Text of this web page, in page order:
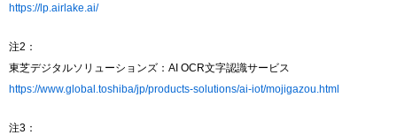
https://lp.airlake.ai/
注2：
東芝デジタルソリューションズ：AI OCR文字認識サービス
https://www.global.toshiba/jp/products-solutions/ai-iot/mojigazou.html
注3：